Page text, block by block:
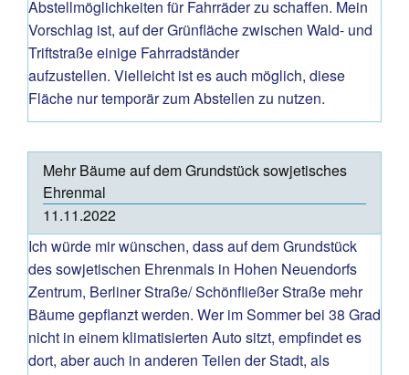
Abstellmöglichkeiten für Fahrräder zu schaffen. Mein
Vorschlag ist, auf der Grünfläche zwischen Wald- und
Triftstraße einige Fahrradständer
aufzustellen. Vielleicht ist es auch möglich, diese
Fläche nur temporär zum Abstellen zu nutzen.
Mehr Bäume auf dem Grundstück sowjetisches
Ehrenmal
11.11.2022
Ich würde mir wünschen, dass auf dem Grundstück
des sowjetischen Ehrenmals in Hohen Neuendorfs
Zentrum, Berliner Straße/ Schönfließer Straße mehr
Bäume gepflanzt werden. Wer im Sommer bei 38 Grad
nicht in einem klimatisierten Auto sitzt, empfindet es
dort, aber auch in anderen Teilen der Stadt, als